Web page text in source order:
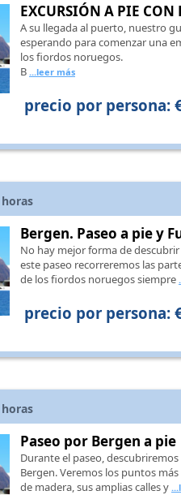
EXCURSIÓN A PIE
A su llegada al puerto, nuestro
esperando para comenzar una
los fiordos noruegos.
B ...leer más
precio por persona:
horas
Bergen. Paseo a pie y
No hay mejor forma de
este paseo recorreremos las
de los fiordos noruegos siempre
precio por persona:
horas
Paseo por Bergen a pie
Durante el paseo,
Bergen. Veremos los puntos
de madera, sus amplias calles y